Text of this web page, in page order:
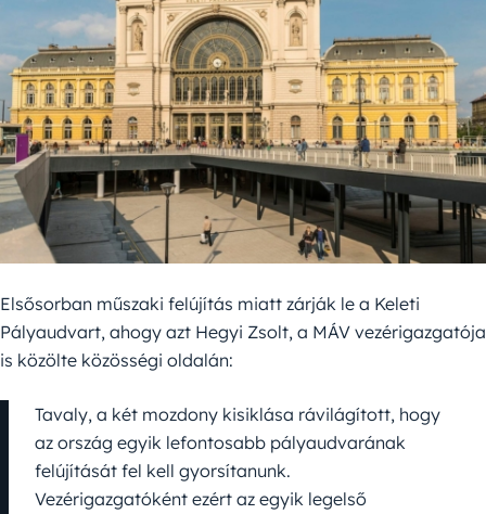
Elsősorban műszaki felújítás miatt zárják le a Keleti
Pályaudvart, ahogy azt Hegyi Zsolt, a MÁV vezérigazgatója
is közölte közösségi oldalán:
Tavaly, a két mozdony kisiklása rávilágított, hogy
az ország egyik lefontosabb pályaudvarának
felújítását fel kell gyorsítanunk.
Vezérigazgatóként ezért az egyik legelső